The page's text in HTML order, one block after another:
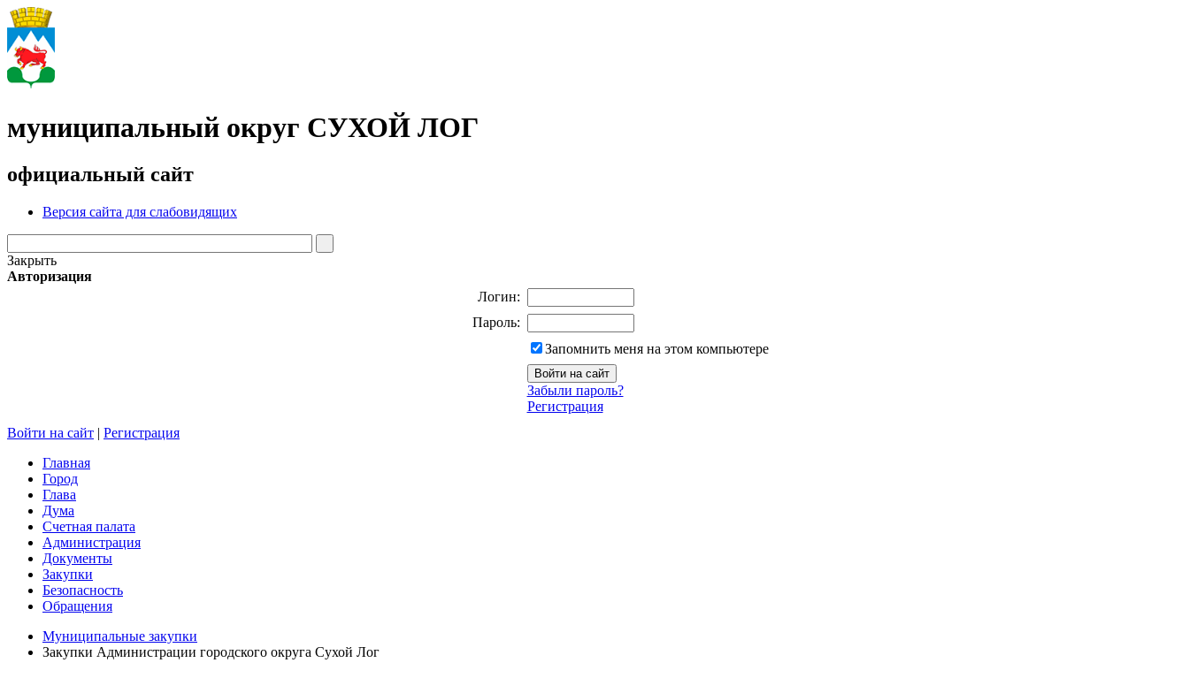
муниципальный округ СУХОЙ ЛОГ
официальный сайт
Версия сайта для слабовидящих
Закрыть
Авторизация
Логин:
Пароль:
Запомнить меня на этом компьютере
Забыли пароль?
Регистрация
Войти на сайт | Регистрация
Главная
Город
Глава
Дума
Счетная палата
Администрация
Документы
Закупки
Безопасность
Обращения
Муниципальные закупки
Закупки Администрации городского округа Сухой Лог